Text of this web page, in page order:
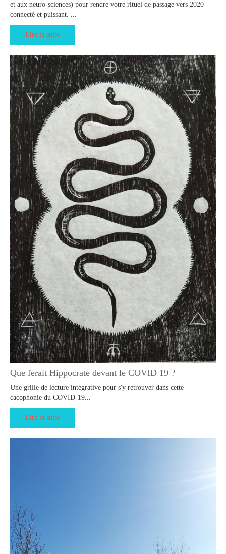
et aux neuro-sciences) pour rendre votre rituel de passage vers 2020
connecté et puissant. ...
Lire la suite
Que ferait Hippocrate devant le COVID 19 ?
Une grille de lecture intégrative pour s'y retrouver dans cette
cacophonie du COVID-19...
Lire la suite